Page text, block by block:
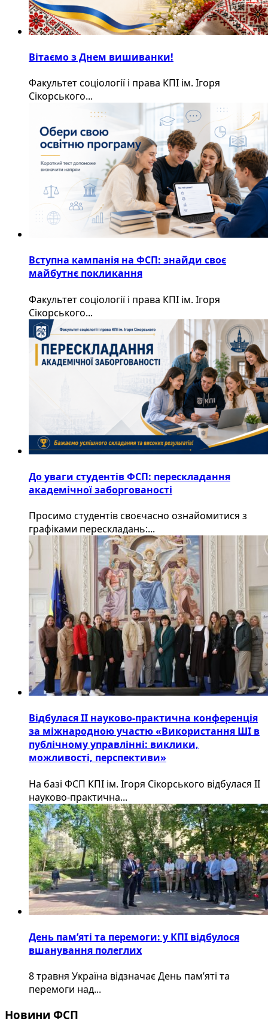
Вітаємо з Днем вишиванки!
Факультет соціології і права КПІ ім. Ігоря
Сікорського...
Вступна кампанія на ФСП: знайди своє
майбутнє покликання
Факультет соціології і права КПІ ім. Ігоря
Сікорського...
До уваги студентів ФСП: перескладання
академічної заборгованості
Просимо студентів своєчасно ознайомитися з
графіками перескладань:...
Відбулася ІІ науково-практична конференція
за міжнародною участю «Використання ШІ в
публічному управлінні: виклики,
можливості, перспективи»
На базі ФСП КПІ ім. Ігоря Сікорського відбулася ІІ
науково-практична...
День пам’яті та перемоги: у КПІ відбулося
вшанування полеглих
8 травня Україна відзначає День пам’яті та
перемоги над...
Новини ФСП